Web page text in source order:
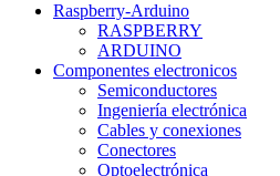
Raspberry-Arduino
RASPBERRY
ARDUINO
Componentes electronicos
Semiconductores
Ingeniería electrónica
Cables y conexiones
Conectores
Optoelectrónica